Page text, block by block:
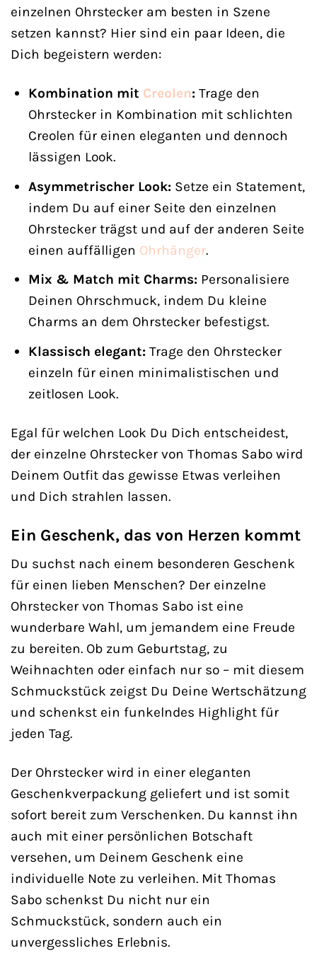
einzelnen Ohrstecker am besten in Szene
setzen kannst? Hier sind ein paar Ideen, die
Dich begeistern werden:
Kombination mit Creolen:Trage den
Ohrstecker in Kombination mit schlichten
Creolen für einen eleganten und dennoch
lässigen Look.
Asymmetrischer Look:Setze ein Statement,
indem Du auf einer Seite den einzelnen
Ohrstecker trägst und auf der anderen Seite
einen auffälligen Ohrhänger.
Mix & Match mit Charms:Personalisiere
Deinen Ohrschmuck, indem Du kleine
Charms an dem Ohrstecker befestigst.
Klassisch elegant:Trage den Ohrstecker
einzeln für einen minimalistischen und
zeitlosen Look.
Egal für welchen Look Du Dich entscheidest,
der einzelne Ohrstecker von Thomas Sabo wird
Deinem Outfit das gewisse Etwas verleihen
und Dich strahlen lassen.
Ein Geschenk, das von Herzen kommt
Du suchst nach einem besonderen Geschenk
für einen lieben Menschen? Der einzelne
Ohrstecker von Thomas Sabo ist eine
wunderbare Wahl, um jemandem eine Freude
zu bereiten. Ob zum Geburtstag, zu
Weihnachten oder einfach nur so – mit diesem
Schmuckstück zeigst Du Deine Wertschätzung
und schenkst ein funkelndes Highlight für
jeden Tag.
Der Ohrstecker wird in einer eleganten
Geschenkverpackung geliefert und ist somit
sofort bereit zum Verschenken. Du kannst ihn
auch mit einer persönlichen Botschaft
versehen, um Deinem Geschenk eine
individuelle Note zu verleihen. Mit Thomas
Sabo schenkst Du nicht nur ein
Schmuckstück, sondern auch ein
unvergessliches Erlebnis.